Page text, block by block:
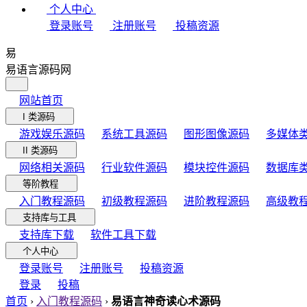
个人中心
登录账号
注册账号 投稿资源
易
易语言源码网
网站首页
I 类源码
游戏娱乐源码 系统工具源码 图形图像源码 多媒体
II 类源码
网络相关源码 行业软件源码 模块控件源码 数据库
等阶教程
入门教程源码 初级教程源码 进阶教程源码 高级教
支持库与工具
支持库下载 软件工具下载
个人中心
登录账号 注册账号
投稿资源
登录
投稿
首页 › 入门教程源码 › 易语言神奇读心术源码